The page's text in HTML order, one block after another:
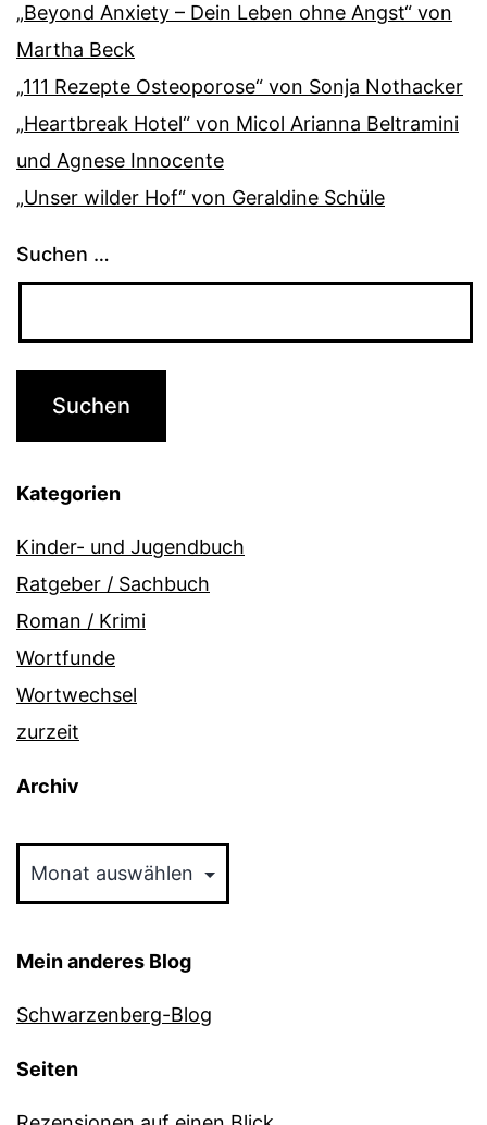
„Beyond Anxiety – Dein Leben ohne Angst“ von
Martha Beck
„111 Rezepte Osteoporose“ von Sonja Nothacker
„Heartbreak Hotel“ von Micol Arianna Beltramini
und Agnese Innocente
„Unser wilder Hof“ von Geraldine Schüle
Suchen …
Kategorien
Kinder- und Jugendbuch
Ratgeber / Sachbuch
Roman / Krimi
Wortfunde
Wortwechsel
zurzeit
Archiv
Mein anderes Blog
Schwarzenberg-Blog
Seiten